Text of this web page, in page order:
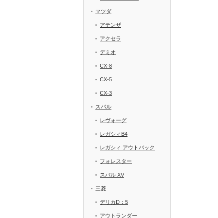
マツダ
アテンザ
アクセラ
デミオ
CX-8
CX-5
CX-3
スバル
レヴォーグ
レガシィB4
レガシィ アウトバック
フォレスター
スバル XV
三菱
デリカD：5
アウトランダー